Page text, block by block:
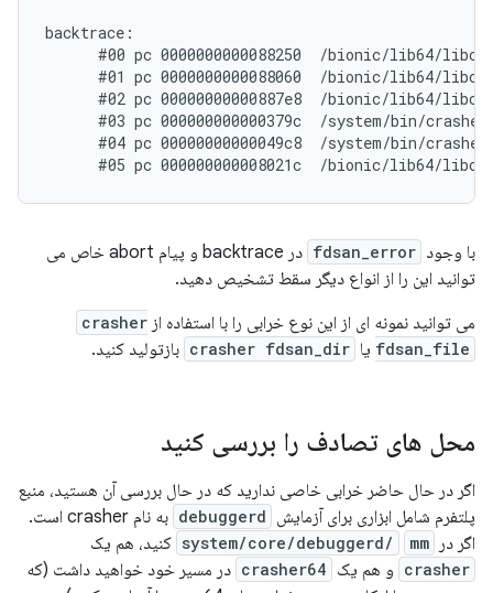
backtrace:
#00 pc 0000000000088250  /bionic/lib64/
#01 pc 0000000000088060  /bionic/lib64/
#02 pc 00000000000887e8  /bionic/lib64/
#03 pc 000000000000379c  /system/bin/
#04 pc 00000000000049c8  /system/bin/
با وجود fdsan_error
در backtrace و پیام abort خاص می
توانید این را از انواع دیگر سقط تشخیص دهید.
می توانید نمونه ای از این نوع خرابی را با استفاده از crasher
fdsan_file یا crasher fdsan_dir بازتولید کنید.
محل های تصادف را بررسی کنید
اگر در حال حاضر خرابی خاصی ندارید که در حال بررسی آن هستید، منبع
پلتفرم شامل ابزاری برای آزمایش debuggerd
به نام crasher است.
اگر در
system/core/debuggerd/ mm کنید، هم یک
crasher و هم یک crasher64 در مسیر خود خواهید داشت (که